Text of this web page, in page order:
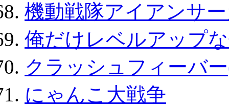
機動戦隊アイアンサ
俺だけレベルアップ
クラッシュフィーバ
にゃんこ大戦争